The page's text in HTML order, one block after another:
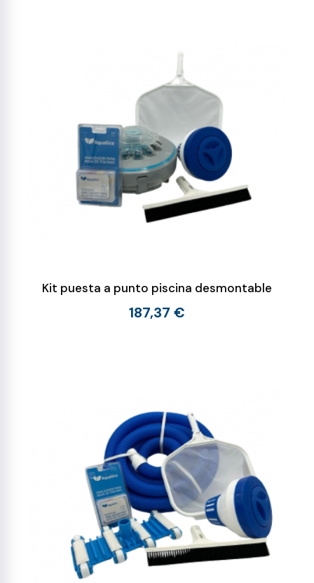
Kit puesta a punto piscina desmontable
187,37 €